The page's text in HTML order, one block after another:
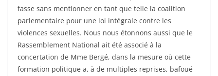
fasse sans mentionner en tant que telle la coalition
parlementaire pour une loi intégrale contre les
violences sexuelles. Nous nous étonnons aussi que le
Rassemblement National ait été associé à la
concertation de Mme Bergé, dans la mesure où cette
formation politique a, à de multiples reprises, bafoué